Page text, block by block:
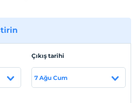
Kaş Merkez'e 40 km.,
Haritada Göster
Çıkış tarihi
7 Ağu Cum